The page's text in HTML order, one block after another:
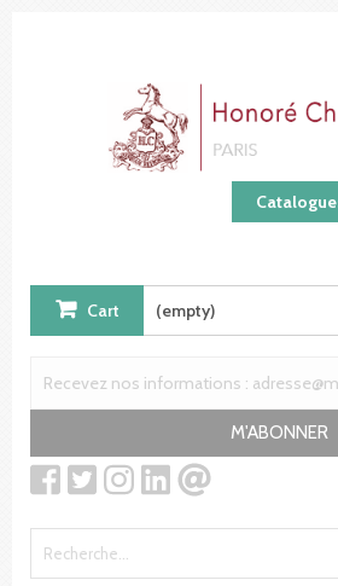
Cart (empty)
M'ABONNER